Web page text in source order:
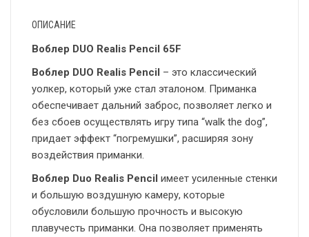
ОПИСАНИЕ
Воблер DUO Realis Pencil 65F
Воблер DUO Realis Pencil – это классический
уолкер, который уже стал эталоном. Приманка
обеспечивает дальний заброс, позволяет легко и
без сбоев осуществлять игру типа “walk the dog”,
придает эффект “погремушки”, расширяя зону
воздействия приманки.
Воблер Duo Realis Pencil имеет усиленные стенки
и большую воздушную камеру, которые
обусловили большую прочность и высокую
плавучесть приманки. Она позволяет применять